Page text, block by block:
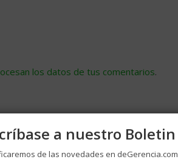
los datos de tus comentarios.
a nuestro Boletin
de las novedades en deGerencia.com